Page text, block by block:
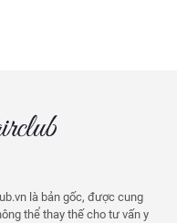
là bản gốc, được cung
thể thay thế cho tư vấn y